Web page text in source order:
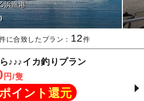
浜漁港
に合致したプラン： 12件
♪♪♪イカ釣りプラン
円/隻
イント還元